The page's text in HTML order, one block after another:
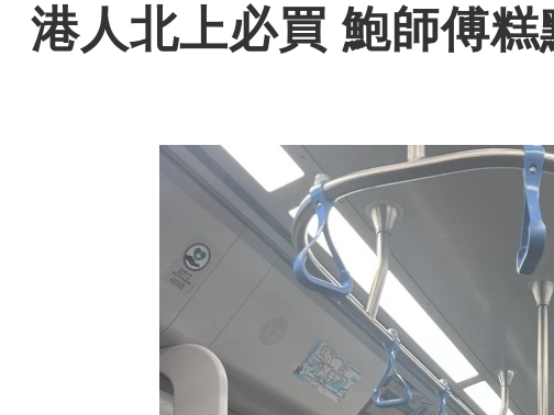
港人北上必買 鮑師傅糕